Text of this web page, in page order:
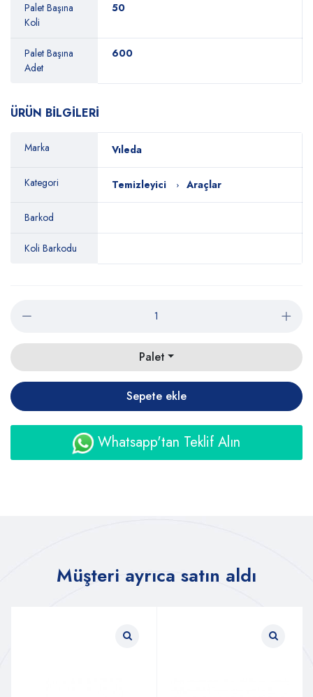
Palet Başına
Koli
50
Palet Başına
Adet
600
ÜRÜN BİLGİLERİ
Marka Vıleda
Kategori Temizleyici Araçlar
Barkod
Koli Barkodu
Palet
Sepete ekle
Whatsapp'tan Teklif Alın
Müşteri ayrıca satın aldı